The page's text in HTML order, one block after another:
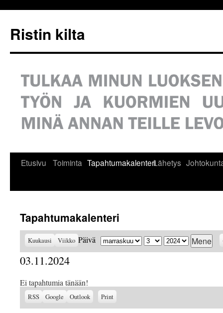
Ristin kilta
Etusivu Toiminta TapahtumakalenteriLähetys
Tapahtumakalenteri
Kuukausi Viikko Päivä Kuukausi PäiväVuosi
03.11.2024
Ei tapahtumia tänään!
RSS
Subscribe
Google
Subscribe
Outlook Print